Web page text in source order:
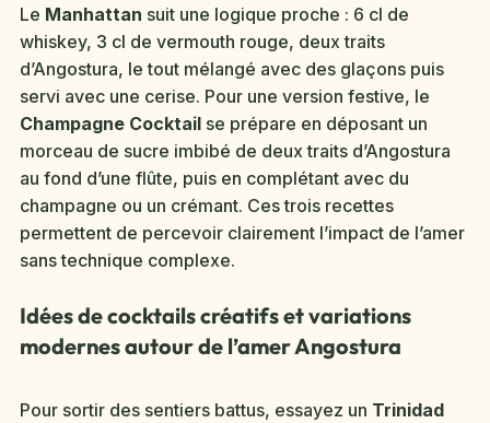
Le Manhattan suit une logique proche : 6 cl de
whiskey, 3 cl de vermouth rouge, deux traits
d’Angostura, le tout mélangé avec des glaçons puis
servi avec une cerise. Pour une version festive, le
Champagne Cocktail se prépare en déposant un
morceau de sucre imbibé de deux traits d’Angostura
au fond d’une flûte, puis en complétant avec du
champagne ou un crémant. Ces trois recettes
permettent de percevoir clairement l’impact de l’amer
sans technique complexe.
Idées de cocktails créatifs et variations
modernes autour de l’amer Angostura
Pour sortir des sentiers battus, essayez un Trinidad